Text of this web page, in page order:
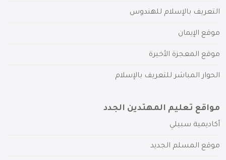
التعريف بالإسلام للهندوس
موقع الإيمان
موقع المعجزة الأخيرة
الحوار المباشر للتعريف بالإسلام
مواقع تعليم المهتدين الجدد
أكاديمية سبيلي
موقع المسلم الجديد